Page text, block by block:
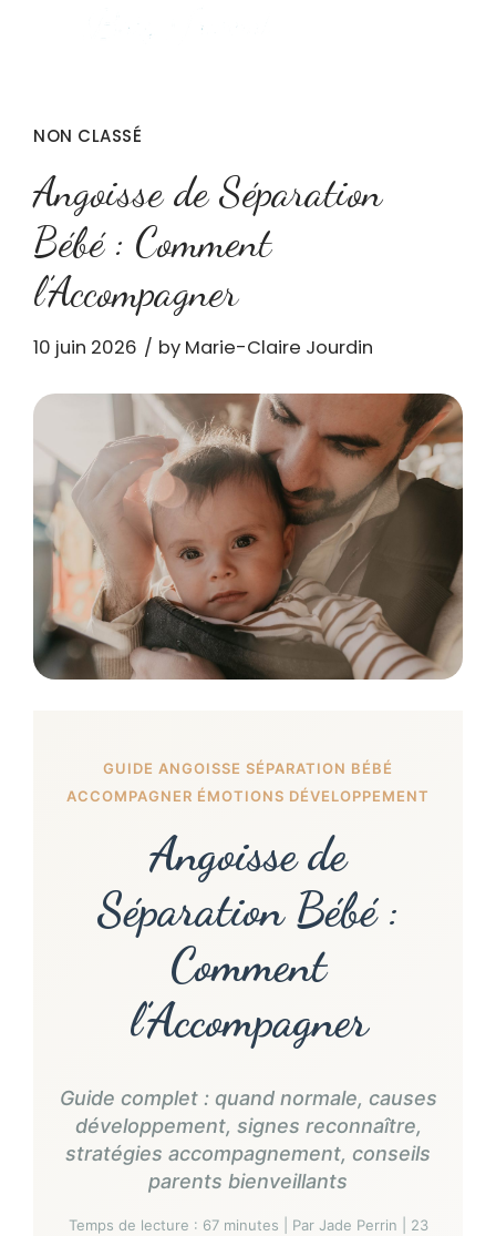
NON CLASSÉ
Angoisse de Séparation
Bébé : Comment
l’Accompagner
10 juin 2026 by Marie-Claire Jourdin
GUIDE ANGOISSE SÉPARATION BÉBÉ
ACCOMPAGNER ÉMOTIONS DÉVELOPPEMENT
Angoisse de
Séparation Bébé :
Comment
l’Accompagner
Guide complet : quand normale, causes
développement, signes reconnaître,
stratégies accompagnement, conseils
parents bienveillants
Temps de lecture : 67 minutes | Par Jade Perrin | 23